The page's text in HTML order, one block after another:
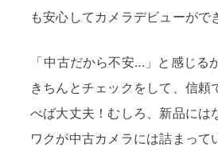
も安心してカメラデビューがで
「中古だから不安…」と感じるかもしれませんが、
きちんとチェックをして、信頼
べば大丈夫！むしろ、新品には
ワクが中古カメラには詰まって